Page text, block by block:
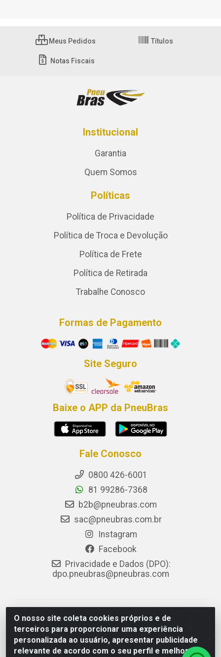
O nosso site coleta cookies próprios e de
terceiros para proporcionar uma experiência
personalizada ao usuário, apresentar publicidade
relevante de acordo com o seu perfil e melhorar a
Meus Pedidos Títulos
Notas Fiscais
Institucional
Garantia
Quem Somos
Políticas
Política de Privacidade
Política de Troca e Devolução
Política de Frete
Política de Retirada
Trabalhe Conosco
Formas de Pagamento
Site Seguro
Baixe o APP da PneuBras
Fale Conosco
0800 426-6001
81 99286-7368
b2b@pneubras.com
sac@pneubras.com.br
Instagram
Facebook
Privacidade e Dados (DPO):
dpo.pneubras@pneubras.com
PneuBras - Rodovia BR-101, KM 82 - Prazeres,
Jaboatão dos Guararapes/PE - CEP 54.335-000 - CNPJ
08.678.386/0001-05 - Pneubras Comércio de Pneus
Ltda